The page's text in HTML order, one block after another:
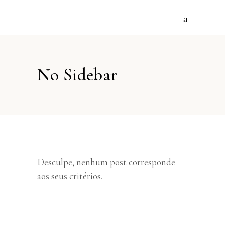
No Sidebar
Desculpe, nenhum post corresponde
aos seus critérios.